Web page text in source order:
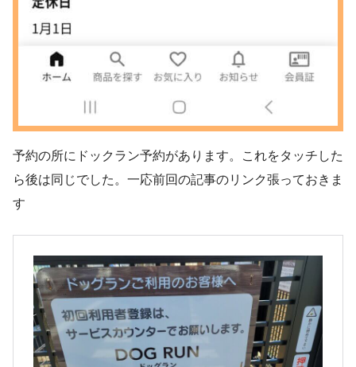
予約の所にドックラン予約があります。これをタッチした
ら後は同じでした。一応前回の記事のリンク張っておきま
す